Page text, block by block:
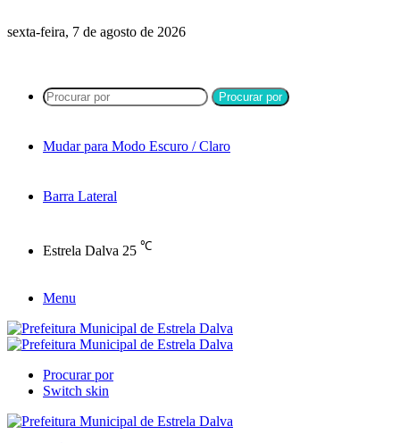
sexta-feira, 7 de agosto de 2026
Procurar por
Mudar para Modo Escuro / Claro
Barra Lateral
Estrela Dalva 25 ℃
Menu
Procurar por
Switch skin